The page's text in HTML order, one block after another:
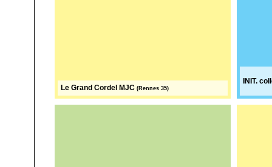
Le Grand Cordel MJC (Rennes 35)
INIT.